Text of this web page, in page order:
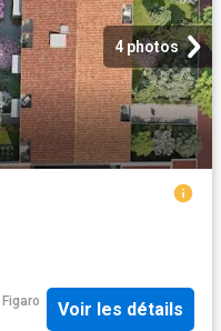
4 photos
Figaro
Voir les détails